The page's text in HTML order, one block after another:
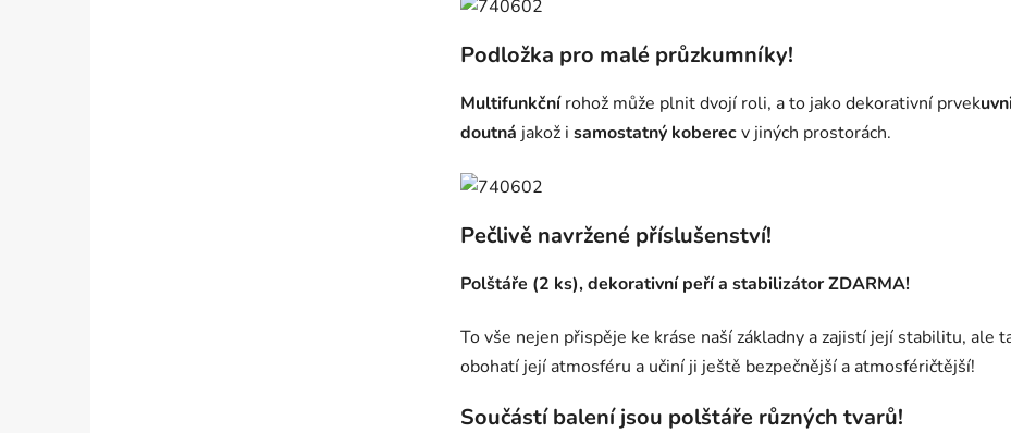
Podložka pro malé průzkumníky!
Multifunkčnírohož může plnit dvojí roli, a to jako dekorativní prvek
doutná jakož i samostatný koberecv jiných prostorách.
Pečlivě navržené příslušenství!
Polštáře (2 ks), dekorativní peří a stabilizátor ZDARMA!
To vše nejen přispěje ke kráse naší základny a zajistí její stabilitu, ale
obohatí její atmosféru a učiní ji ještě bezpečnější a atmosféričtější!
Součástí balení jsou polštáře různých tvarů!